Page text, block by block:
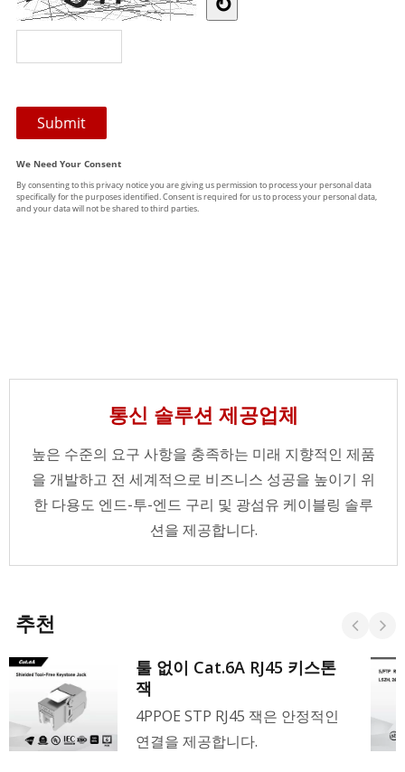
통신 솔루션 제공업체
높은 수준의 요구 사항을 충족하는 미래 지향적인 제품
을 개발하고 전 세계적으로 비즈니스 성공을 높이기 위
한 다용도 엔드-투-엔드 구리 및 광섬유 케이블링 솔루
션을 제공합니다.
추천
툴 없이 Cat.6A RJ45 키스톤
잭
4PPOE STP RJ45 잭은 안정적인
연결을 제공합니다.